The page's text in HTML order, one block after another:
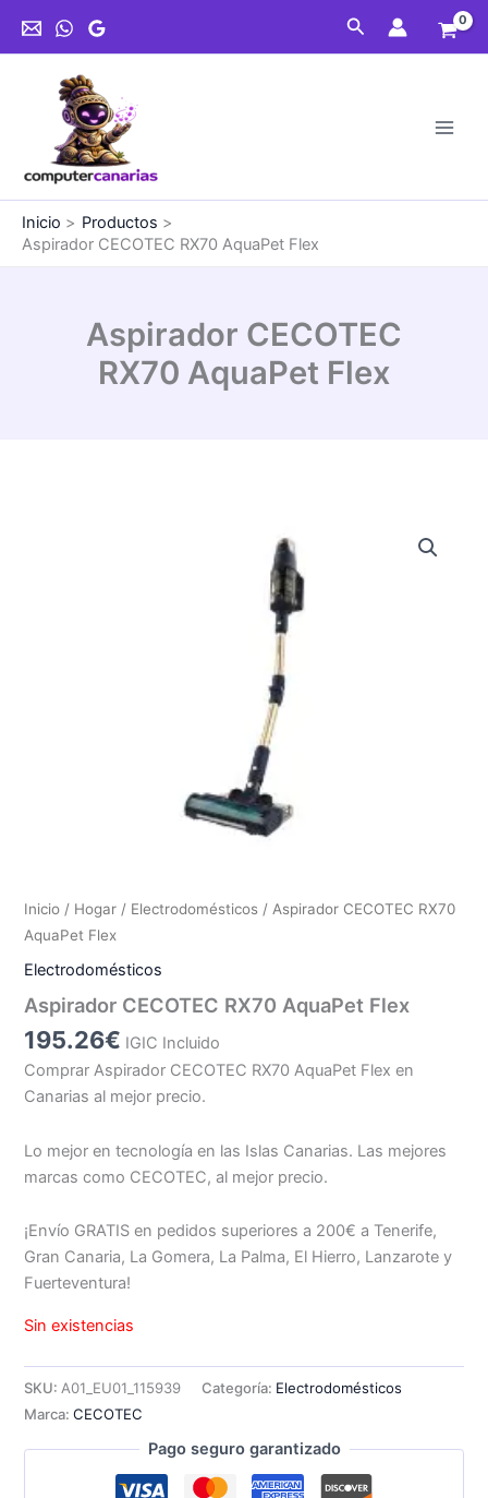
Buscar
Inicio
Productos
Aspirador CECOTEC RX70 AquaPet Flex
Aspirador CECOTEC
RX70 AquaPet Flex
Inicio / Hogar / Electrodomésticos / Aspirador CECOTEC RX70
AquaPet Flex
Electrodomésticos
Aspirador CECOTEC RX70 AquaPet Flex
195.26€ IGIC Incluido
Comprar Aspirador CECOTEC RX70 AquaPet Flex en
Canarias al mejor precio.
Lo mejor en tecnología en las Islas Canarias. Las mejores
marcas como CECOTEC, al mejor precio.
¡Envío GRATIS en pedidos superiores a 200€ a Tenerife,
Gran Canaria, La Gomera, La Palma, El Hierro, Lanzarote y
Fuerteventura!
Sin existencias
SKU: A01_EU01_115939 Categoría: Electrodomésticos
Marca:CECOTEC
Pago seguro garantizado